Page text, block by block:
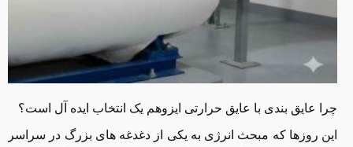
چرا عایق ‌بندی با عایق حرارتی ایزوهم یک انتخاب ایده آل است؟
این روزها که مبحث انرژی به یکی از دغدغه های بزرگ در سراسر